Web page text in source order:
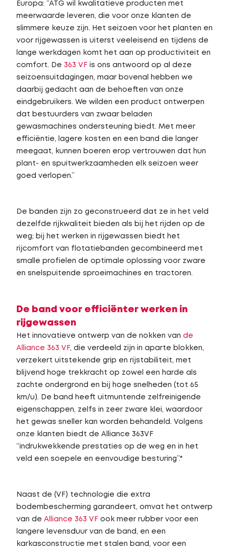
Europa: “ATG wil kwalitatieve producten met
meerwaarde leveren, die voor onze klanten de
slimmere keuze zijn. Het seizoen voor het planten en
voor rijgewassen is uiterst veeleisend en tijdens de
lange werkdagen komt het aan op productiviteit en
comfort. De 363 VF is ons antwoord op al deze
seizoensuitdagingen, maar bovenal hebben we
daarbij gedacht aan de behoeften van onze
eindgebruikers. We wilden een product ontwerpen
dat bestuurders van zwaar beladen
gewasmachines ondersteuning biedt. Met meer
efficiëntie, lagere kosten en een band die langer
meegaat, kunnen boeren erop vertrouwen dat hun
plant- en spuitwerkzaamheden elk seizoen weer
goed verlopen.”
De banden zijn zo geconstrueerd dat ze in het veld
dezelfde rijkwaliteit bieden als bij het rijden op de
weg; bij het werken in rijgewassen biedt het
rijcomfort van flotatiebanden gecombineerd met
smalle profielen de optimale oplossing voor zware
en snelspuitende sproeimachines en tractoren.
De band voor efficiënter werken in
rijgewassen
Het innovatieve ontwerp van de nokken van de
Alliance 363 VF, die verdeeld zijn in aparte blokken,
verzekert uitstekende grip en rijstabiliteit, met
blijvend hoge trekkracht op zowel een harde als
zachte ondergrond en bij hoge snelheden (tot 65
km/u). De band heeft uitmuntende zelfreinigende
eigenschappen, zelfs in zeer zware klei, waardoor
het gewas sneller kan worden behandeld. Volgens
onze klanten biedt de Alliance 363VF
“indrukwekkende prestaties op de weg en in het
veld een soepele en eenvoudige besturing”.*
Naast de (VF) technologie die extra
bodembescherming garandeert, omvat het ontwerp
van de Alliance 363 VF ook meer rubber voor een
langere levensduur van de band, en een
karkasconstructie met stalen band, voor een